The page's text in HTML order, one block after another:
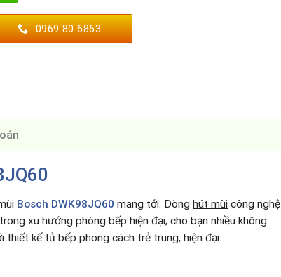
0969 80 6863
Bosch DWK98JQ60 mang tới. Dòng hút mùi công nghệ
xu hướng phòng bếp hiện đại, cho bạn nhiều không
thiết kế tủ bếp phong cách trẻ trung, hiện đại.